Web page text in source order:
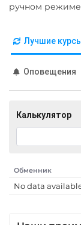
ручном
Лучшие
Оповещения
Калькулятор
Обменник
No data